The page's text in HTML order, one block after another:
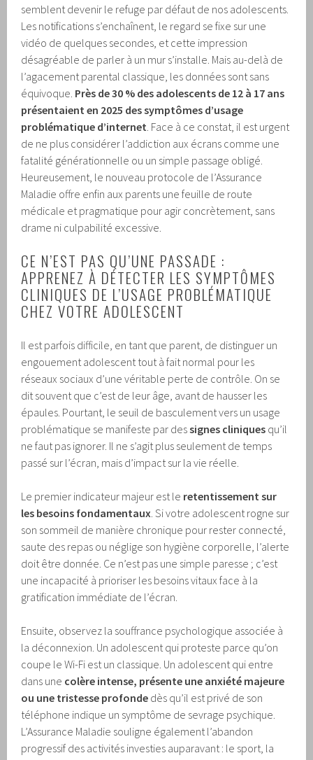
semblent devenir le refuge par défaut de nos adolescents.
Les notifications s’enchaînent, le regard se fixe sur une
vidéo de quelques secondes, et cette impression
désagréable de parler à un mur s’installe. Mais au-delà de
l’agacement parental classique, les données sont sans
équivoque. Près de 30 % des adolescents de 12 à 17 ans
présentaient en 2025 des symptômes d’usage
problématique d’internet . Face à ce constat, il est urgent
de ne plus considérer l’addiction aux écrans comme une
fatalité générationnelle ou un simple passage obligé.
Heureusement, le nouveau protocole de l’Assurance
Maladie offre enfin aux parents une feuille de route
médicale et pragmatique pour agir concrètement, sans
drame ni culpabilité excessive.
CE N’EST PAS QU’UNE PASSADE :
APPRENEZ À DÉTECTER LES SYMPTÔMES
CLINIQUES DE L’USAGE PROBLÉMATIQUE
CHEZ VOTRE ADOLESCENT
Il est parfois difficile, en tant que parent, de distinguer un
engouement adolescent tout à fait normal pour les
réseaux sociaux d’une véritable perte de contrôle. On se
dit souvent que c’est de leur âge, avant de hausser les
épaules. Pourtant, le seuil de basculement vers un usage
problématique se manifeste par dessignes cliniques qu’il
ne faut pas ignorer. Il ne s’agit plus seulement de temps
passé sur l’écran, mais d’impact sur la vie réelle.
Le premier indicateur majeur est le retentissement sur
les besoins fondamentaux . Si votre adolescent rogne sur
son sommeil de manière chronique pour rester connecté,
saute des repas ou néglige son hygiène corporelle, l’alerte
doit être donnée. Ce n’est pas une simple paresse ; c’est
une incapacité à prioriser les besoins vitaux face à la
gratification immédiate de l’écran.
Ensuite, observez la souffrance psychologique associée à
la déconnexion. Un adolescent qui proteste parce qu’on
coupe le Wi-Fi est un classique. Un adolescent qui entre
dans une colère intense, présente une anxiété majeure
ou une tristesse profonde dès qu’il est privé de son
téléphone indique un symptôme de sevrage psychique.
L’Assurance Maladie souligne également l’abandon
progressif des activités investies auparavant : le sport, la